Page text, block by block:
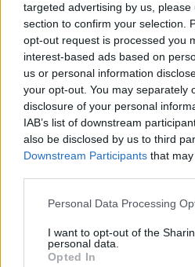
targeted advertising by us,
section to confirm your selection.
opt-out request is processed you
interest-based ads based on
us or personal information
your opt-out. You may separately
disclosure of your personal
IAB’s list of downstream
also be disclosed by us to third
Downstream Participants that
Personal Data Processing
I want to opt-out of the
personal data.
Opted In
Foren Archiv Archiv Rest
Mitglieder, denen
gefällt
Liebe(r) Forum-Leser/in,
wenn Du in diesem Forum
Gesprächen teilnehmen oder
starten möchtest, musst Du
Spiel einloggen. Falls Du
besitzt, bitte registriere Dich
auf Deinen nächsten Besuch
„Zum Spiel“
Thema: Feedback zum Release 123